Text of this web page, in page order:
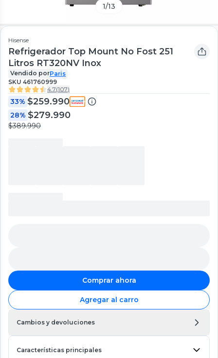
1/13
Hisense
Refrigerador Top Mount No Fost 251
Litros RT320NV Inox
Vendido porParis
SKU 461760999
4.7(107)
33% $259.990
28% $279.990
$389.990
Comprar ahora
Agregar al carro
Cambios y devoluciones
Características principales